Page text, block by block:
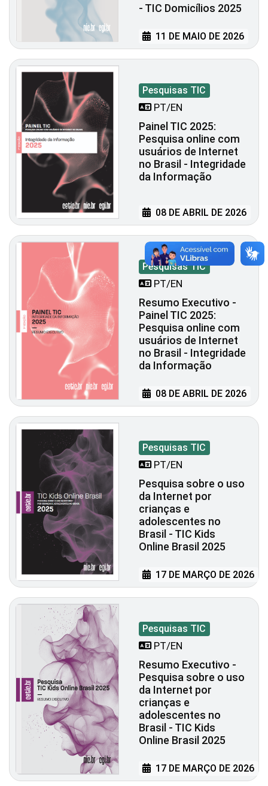
- TIC Domicílios 2025
11 DE MAIO DE 2026
Pesquisas TIC
PT/EN
Painel TIC 2025:
Pesquisa online com
usuários de Internet
no Brasil - Integridade
da Informação
08 DE ABRIL DE 2026
Pesquisas TIC
PT/EN
Resumo Executivo -
Painel TIC 2025:
Pesquisa online com
usuários de Internet
no Brasil - Integridade
da Informação
08 DE ABRIL DE 2026
Pesquisas TIC
PT/EN
Pesquisa sobre o uso
da Internet por
crianças e
adolescentes no
Brasil - TIC Kids
Online Brasil 2025
17 DE MARÇO DE 2026
Pesquisas TIC
PT/EN
Resumo Executivo -
Pesquisa sobre o uso
da Internet por
crianças e
adolescentes no
Brasil - TIC Kids
Online Brasil 2025
17 DE MARÇO DE 2026